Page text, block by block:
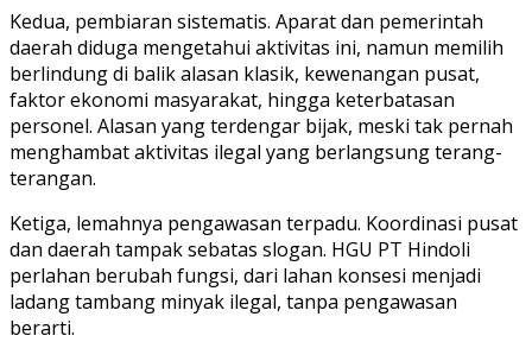
Kedua, pembiaran sistematis. Aparat dan pemerintah
daerah diduga mengetahui aktivitas ini, namun memilih
berlindung di balik alasan klasik, kewenangan pusat,
faktor ekonomi masyarakat, hingga keterbatasan
personel. Alasan yang terdengar bijak, meski tak pernah
menghambat aktivitas ilegal yang berlangsung terang-
terangan.
Ketiga, lemahnya pengawasan terpadu. Koordinasi pusat
dan daerah tampak sebatas slogan. HGU PT Hindoli
perlahan berubah fungsi, dari lahan konsesi menjadi
ladang tambang minyak ilegal, tanpa pengawasan
berarti.